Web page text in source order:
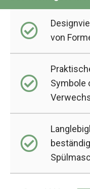
von
Symbole